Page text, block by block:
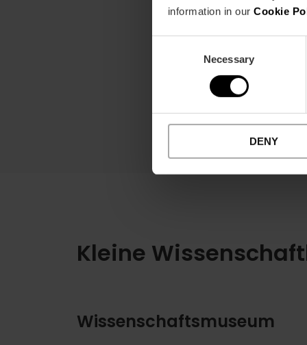
information in our Cookie
Necessary
DENY
Kleine
Wissenschaftsmuseum